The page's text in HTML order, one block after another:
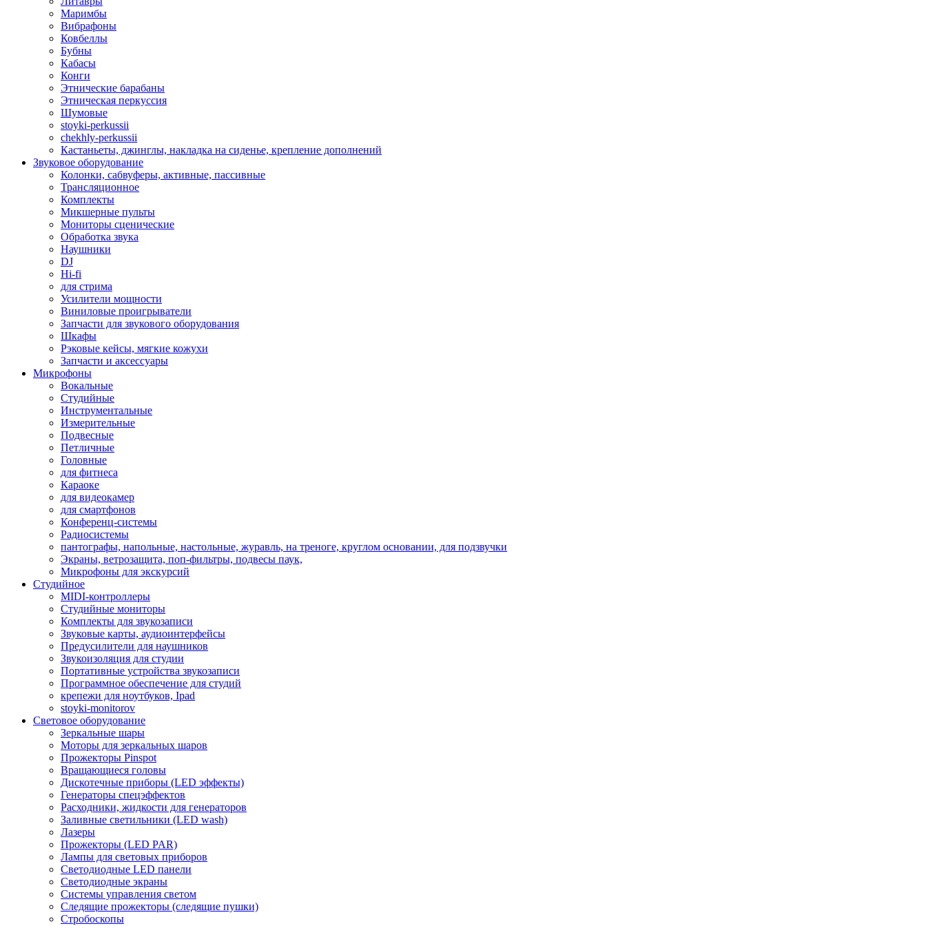
Маримбы
Вибрафоны
Ковбеллы
Бубны
Кабасы
Конги
Этнические барабаны
Этническая перкуссия
Шумовые
stoyki-perkussii
chekhly-perkussii
Кастаньеты, джинглы, накладка на сиденье, крепление дополнений
Звуковое оборудование
Колонки, сабвуферы, активные, пассивные
Трансляционное
Комплекты
Микшерные пульты
Мониторы сценические
Обработка звука
Наушники
DJ
Hi-fi
для стрима
Усилители мощности
Виниловые проигрыватели
Запчасти для звукового оборудования
Шкафы
Рэковые кейсы, мягкие кожухи
Запчасти и аксессуары
Микрофоны
Вокальные
Студийные
Инструментальные
Измерительные
Подвесные
Петличные
Головные
для фитнеса
Караоке
для видеокамер
для смартфонов
Конференц-системы
Радиосистемы
пантографы, напольные, настольные, журавль, на треноге, круглом основании, для подзвучки
Экраны, ветрозащита, поп-фильтры, подвесы паук,
Микрофоны для экскурсий
Студийное
MIDI-контроллеры
Студийные мониторы
Комплекты для звукозаписи
Звуковые карты, аудиоинтерфейсы
Предусилители для наушников
Звукоизоляция для студии
Портативные устройства звукозаписи
Программное обеспечение для студий
крепежи для ноутбуков, Ipad
stoyki-monitorov
Световое оборудование
Зеркальные шары
Моторы для зеркальных шаров
Прожекторы Pinspot
Вращающиеся головы
Дискотечные приборы (LED эффекты)
Генераторы спецэффектов
Расходники, жидкости для генераторов
Заливные светильники (LED wash)
Лазеры
Прожекторы (LED PAR)
Лампы для световых приборов
Светодиодные LED панели
Светодиодные экраны
Системы управления светом
Следящие прожекторы (следящие пушки)
Стробоскопы